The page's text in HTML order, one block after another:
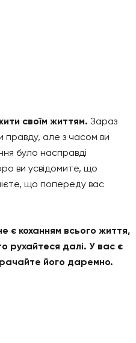
своїм життям. Зараз
правду, але з часом ви
було насправді
ви усвідомите, що
що попереду вас
є коханням всього життя,
рухайтеся далі. У вас є
його даремно.